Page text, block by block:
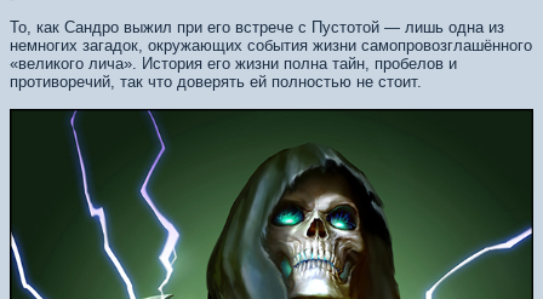
То, как Сандро выжил при его встрече с Пустотой — лишь одна из
немногих загадок, окружающих события жизни самопровозглашённого
«великого лича». История его жизни полна тайн, пробелов и
противоречий, так что доверять ей полностью не стоит.